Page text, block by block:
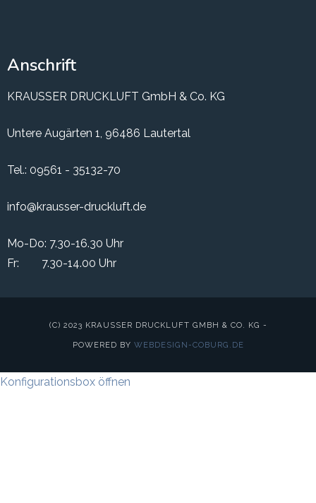
Anschrift
KRAUSSER DRUCKLUFT GmbH & Co. KG
Untere Augärten 1, 96486 Lautertal
Tel.: 09561 - 35132-70
info@krausser-druckluft.de
Mo-Do: 7.30-16.30 Uhr
Fr: 7.30-14.00 Uhr
(C) 2023 KRAUSSER DRUCKLUFT GMBH & CO. KG -
POWERED BY WEBDESIGN-COBURG.DE
Konfigurationsbox öffnen